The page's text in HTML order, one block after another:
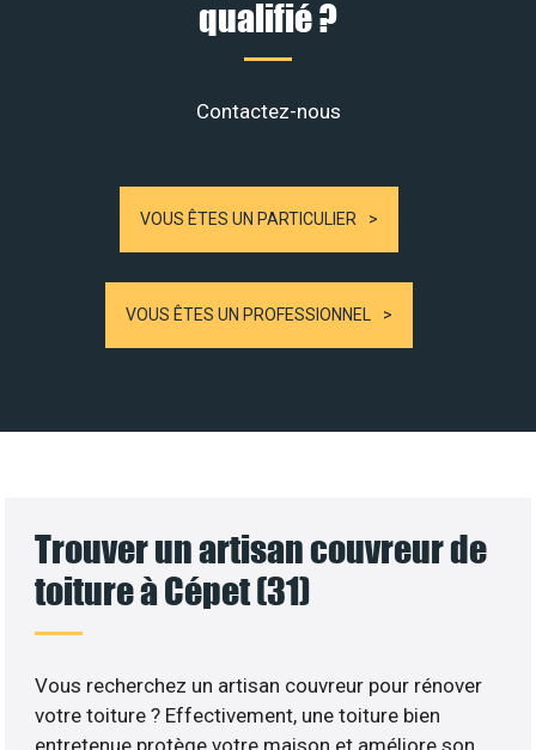
qualifié ?
Contactez-nous
VOUS ÊTES UN PARTICULIER
VOUS ÊTES UN PROFESSIONNEL
Trouver un artisan couvreur de
toiture à Cépet (31)
Vous recherchez un artisan couvreur pour rénover
votre toiture ? Effectivement, une toiture bien
entretenue protège votre maison et améliore son